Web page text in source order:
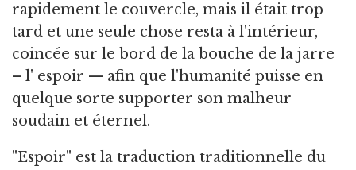
rapidement le couvercle, mais il était trop
tard et une seule chose resta à l'intérieur,
coincée sur le bord de la bouche de la jarre
– l' espoir — afin que l'humanité puisse en
quelque sorte supporter son malheur
soudain et éternel.
"Espoir" est la traduction traditionnelle du